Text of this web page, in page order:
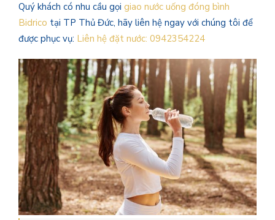
Quý khách có nhu cầu gọi giao nước uống đóng bình
Bidrico tại TP Thủ Đức, hãy liên hệ ngay với chúng tôi để
được phục vụ: Liên hệ đặt nước: 0942354224